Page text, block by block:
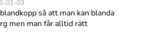
01-03
så att man kan blanda
men man får alltid rätt